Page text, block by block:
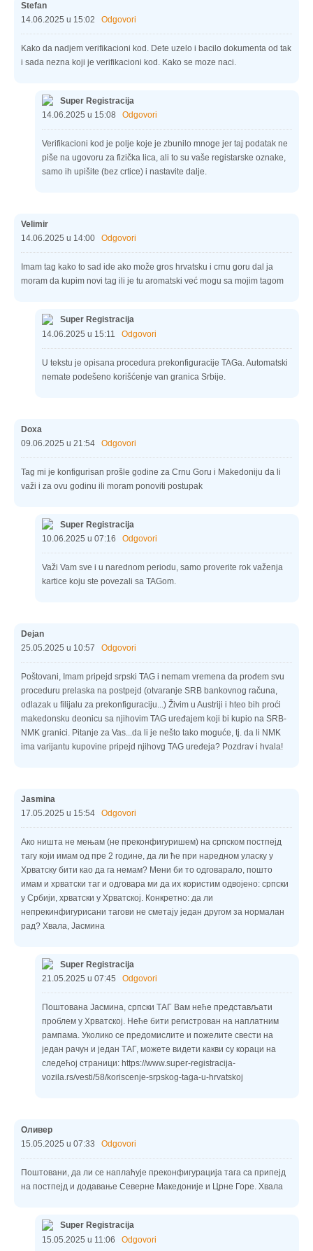
Stefan
14.06.2025 u 15:02 Odgovori
Kako da nadjem verifikacioni kod. Dete uzelo i bacilo dokumenta od tak
i sada nezna koji je verifikacioni kod. Kako se moze naci.
Super Registracija
14.06.2025 u 15:08 Odgovori
Verifikacioni kod je polje koje je zbunilo mnoge jer taj podatak ne
piše na ugovoru za fizička lica, ali to su vaše registarske oznake,
samo ih upišite (bez crtice) i nastavite dalje.
Velimir
14.06.2025 u 14:00 Odgovori
Imam tag kako to sad ide ako može gros hrvatsku i crnu goru dal ja
moram da kupim novi tag ili je tu aromatski već mogu sa mojim tagom
Super Registracija
14.06.2025 u 15:11 Odgovori
U tekstu je opisana procedura prekonfiguracije TAGa. Automatski
nemate podešeno korišćenje van granica Srbije.
Doxa
09.06.2025 u 21:54 Odgovori
Tag mi je konfigurisan prošle godine za Crnu Goru i Makedoniju da li
važi i za ovu godinu ili moram ponoviti postupak
Super Registracija
10.06.2025 u 07:16 Odgovori
Važi Vam sve i u narednom periodu, samo proverite rok važenja
kartice koju ste povezali sa TAGom.
Dejan
25.05.2025 u 10:57 Odgovori
Poštovani, Imam pripejd srpski TAG i nemam vremena da prođem svu
proceduru prelaska na postpejd (otvaranje SRB bankovnog računa,
odlazak u filijalu za prekonfiguraciju...) Živim u Austriji i hteo bih proći
makedonsku deonicu sa njihovim TAG uređajem koji bi kupio na SRB-
NMK granici. Pitanje za Vas...da li je nešto tako moguće, tj. da li NMK
ima varijantu kupovine pripejd njihovg TAG uređeja? Pozdrav i hvala!
Jasmina
17.05.2025 u 15:54 Odgovori
Ако ништа не мењам (не преконфигуришем) на српском постпејд
тагу који имам од пре 2 године, да ли ће при наредном уласку у
Хрватску бити као да га немам? Мени би то одговарало, пошто
имам и хрватски таг и одговара ми да их користим одвојено: српски
у Србији, хрватски у Хрватској. Конкретно: да ли
непрекинфигурисани тагови не сметају један другом за нормалан
рад? Хвала, Јасмина
Super Registracija
21.05.2025 u 07:45 Odgovori
Поштована Јасмина, српски ТАГ Вам неће представљати
проблем у Хрватској. Неће бити регистрован на наплатним
рампама. Уколико се предомислите и пожелите свести на
један рачун и један ТАГ, можете видети какви су кораци на
следећој страници: https://www.super-registracija-
vozila.rs/vesti/58/koriscenje-srpskog-taga-u-hrvatskoj
Оливер
15.05.2025 u 07:33 Odgovori
Поштовани, да ли се наплаћује преконфигурација тага са припејд
на постпејд и додавање Северне Македоније и Црне Горе. Хвала
Super Registracija
15.05.2025 u 11:06 Odgovori